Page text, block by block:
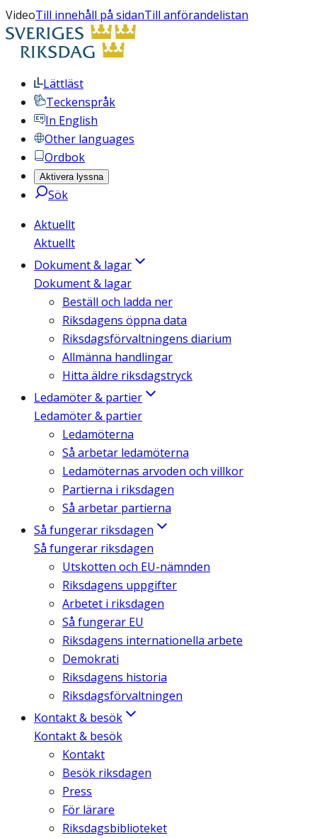
VideoTill innehåll på sidanTill anförandelistan
Lättläst
Teckenspråk
In English
Other languages
Ordbok
Aktivera lyssna
Sök
Aktuellt
Aktuellt
Dokument & lagar
Dokument & lagar
Beställ och ladda ner
Riksdagens öppna data
Riksdagsförvaltningens diarium
Allmänna handlingar
Hitta äldre riksdagstryck
Ledamöter & partier
Ledamöter & partier
Ledamöterna
Så arbetar ledamöterna
Ledamöternas arvoden och villkor
Partierna i riksdagen
Så arbetar partierna
Så fungerar riksdagen
Så fungerar riksdagen
Utskotten och EU-nämnden
Riksdagens uppgifter
Arbetet i riksdagen
Så fungerar EU
Riksdagens internationella arbete
Demokrati
Riksdagens historia
Riksdagsförvaltningen
Kontakt & besök
Kontakt & besök
Kontakt
Besök riksdagen
Press
För lärare
Riksdagsbiblioteket